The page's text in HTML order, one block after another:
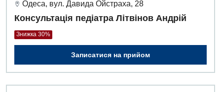
Алергологія, імунологія
Безоплатні послуги
Вакцинація
Відділення інтенсивної терапії
Травматологічне відділення
Одеса, вул. Давида Ойстраха, 28
Консультація педіатра Літвінов Андрій
Знижка 30%
Записатися на прийом